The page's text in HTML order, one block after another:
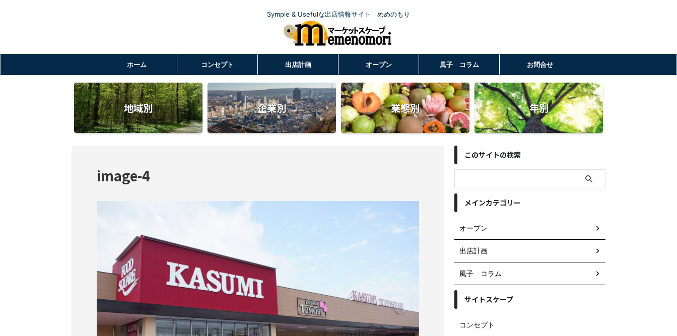
Symple & Usefulな出店情報サイト めめのもり
ホーム コンセプト 出店計画 オープン 風子 コラム お問合せ
地域別 企業別 業態別 年別
image-4
このサイトの検索
メインカテゴリー
オープン
出店計画
風子 コラム
サイトスケープ
コンセプト